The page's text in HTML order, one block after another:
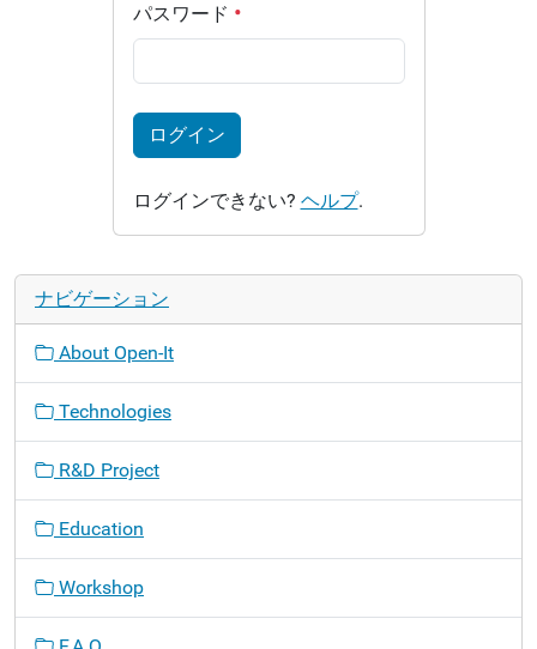
パスワード
ログイン
ログインできない? ヘルプ.
ナビゲーション
About Open-It
Technologies
R&D Project
Education
Workshop